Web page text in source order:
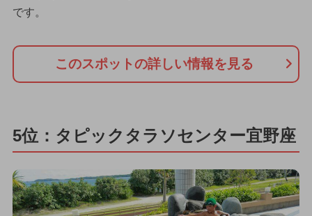
です。
このスポットの詳しい情報を見る
5位：タピックタラソセンター宜野座